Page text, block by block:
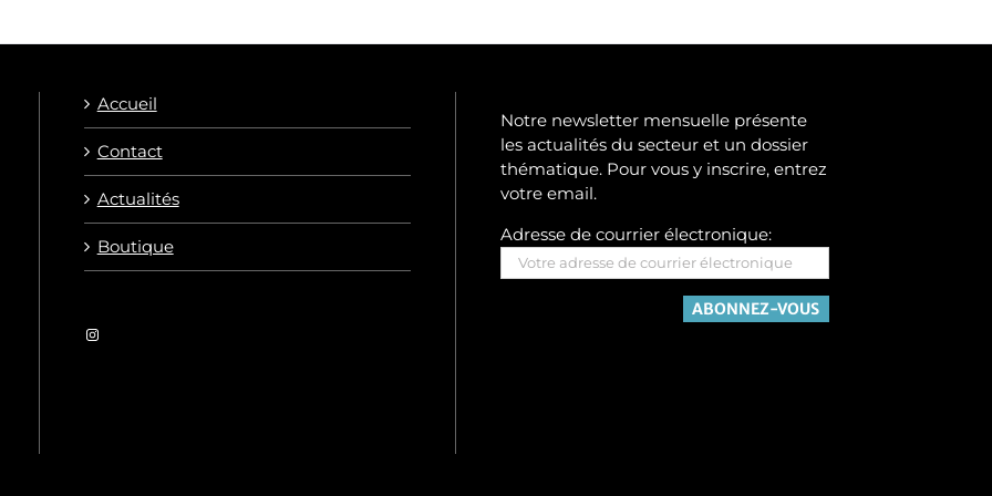
Accueil
Contact
Actualités
Boutique
Notre newsletter mensuelle présente
les actualités du secteur et un dossier
thématique. Pour vous y inscrire, entrez
votre email.
Adresse de courrier électronique: